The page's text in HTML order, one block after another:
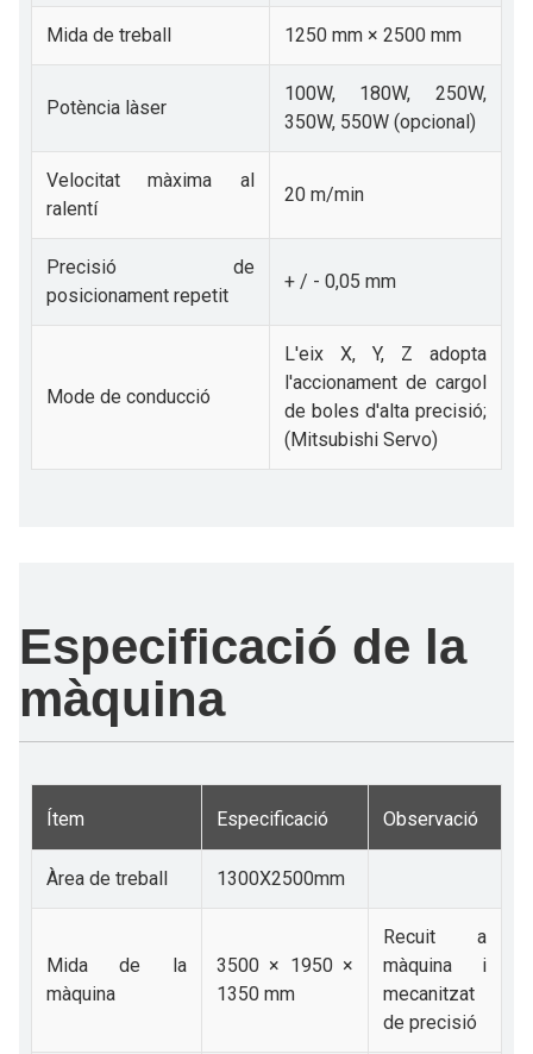
Mida de treball 1250 mm × 2500 mm
Potència làser
100W, 180W, 250W,
350W, 550W (opcional)
Velocitat màxima al
ralentí
20 m/min
Precisió de
posicionament repetit
+ / - 0,05 mm
Mode de conducció
L'eix X, Y, Z adopta
l'accionament de cargol
de boles d'alta precisió;
(Mitsubishi Servo)
Especificació de la
màquina
Ítem Especificació Observació
Àrea de treball 1300X2500mm
Mida de la
màquina
3500 × 1950 ×
1350 mm
Recuit a
màquina i
mecanitzat
de precisió